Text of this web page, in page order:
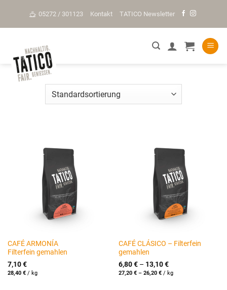
content
05272 / 301123 Kontakt TATICO Newsletter
CAFÉ ARMONÍA
Filterfein gemahlen
7,10€
28,40 €/ kg
CAFÉ CLÁSICO – Filterfein
gemahlen
6,80€– 13,10€
27,20 €– 26,20 €/ kg